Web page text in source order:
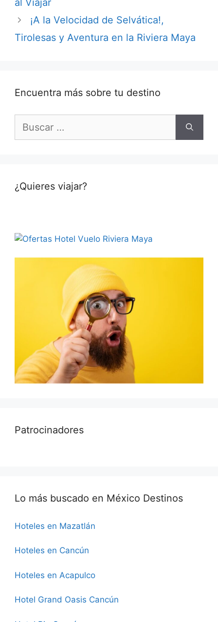
al Viajar
¡A la Velocidad de Selvática!,
Tirolesas y Aventura en la Riviera Maya
Encuentra más sobre tu destino
¿Quieres viajar?
Patrocinadores
Lo más buscado en México Destinos
Hoteles en Mazatlán
Hoteles en Cancún
Hoteles en Acapulco
Hotel Grand Oasis Cancún